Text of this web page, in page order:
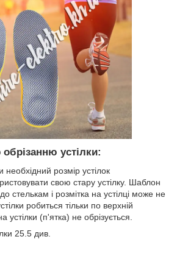
устілки:
необхідний розмір устілок
свою стару устілку. Шаблон
стелькам і розмітка на устілці може не
робиться тільки по верхній
устілки (п'ятка) не обрізується.
25.5 див.